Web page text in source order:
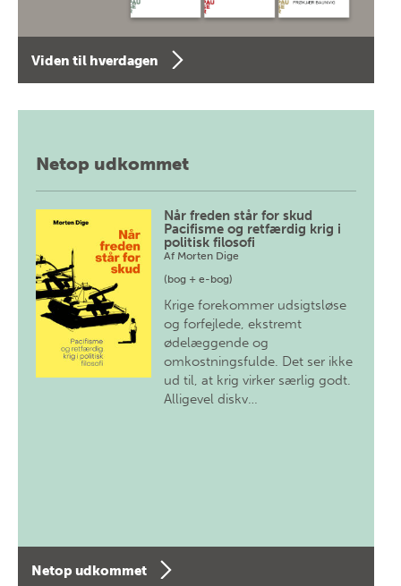
Viden til hverdagen
Netop udkommet
Når freden står for skud
Pacifisme og retfærdig krig i
politisk filosofi
Af Morten Dige
(bog + e-bog)
Krige forekommer udsigtsløse
og forfejlede, ekstremt
ødelæggende og
omkostningsfulde. Det ser ikke
ud til, at krig virker særlig godt.
Alligevel diskv…
Netop udkommet